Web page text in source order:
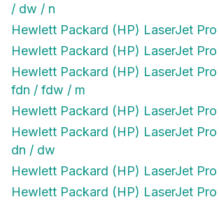
/ dw / n
Hewlett Packard (HP) LaserJet
Hewlett Packard (HP) LaserJet
Hewlett Packard (HP) LaserJet
fdn / fdw / m
Hewlett Packard (HP) LaserJet
Hewlett Packard (HP) LaserJet
dn / dw
Hewlett Packard (HP) LaserJet
Hewlett Packard (HP) LaserJet